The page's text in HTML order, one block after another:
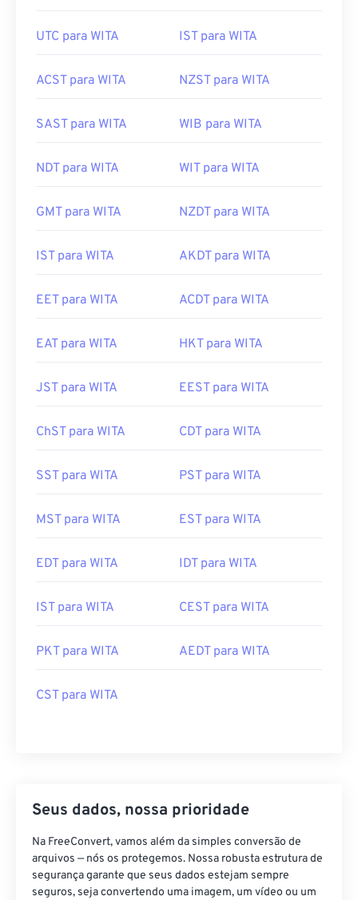
UTC para WITA IST para WITA
ACST para WITA NZST para WITA
SAST para WITA WIB para WITA
NDT para WITA WIT para WITA
GMT para WITA NZDT para WITA
IST para WITA AKDT para WITA
EET para WITA ACDT para WITA
EAT para WITA HKT para WITA
JST para WITA EEST para WITA
ChST para WITA CDT para WITA
SST para WITA PST para WITA
MST para WITA EST para WITA
EDT para WITA IDT para WITA
IST para WITA CEST para WITA
PKT para WITA AEDT para WITA
CST para WITA
Seus dados, nossa prioridade
Na FreeConvert, vamos além da simples conversão de
arquivos — nós os protegemos. Nossa robusta estrutura de
segurança garante que seus dados estejam sempre
seguros, seja convertendo uma imagem, um vídeo ou um